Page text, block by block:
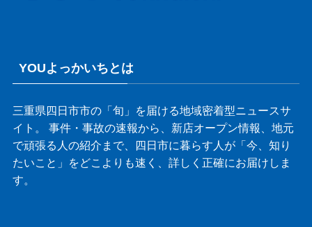
YOUよっかいちとは
三重県四日市市の「旬」を届ける地域密着型ニュースサ
イト。 事件・事故の速報から、新店オープン情報、地元
で頑張る人の紹介まで、四日市に暮らす人が「今、知り
たいこと」をどこよりも速く、詳しく正確にお届けしま
す。